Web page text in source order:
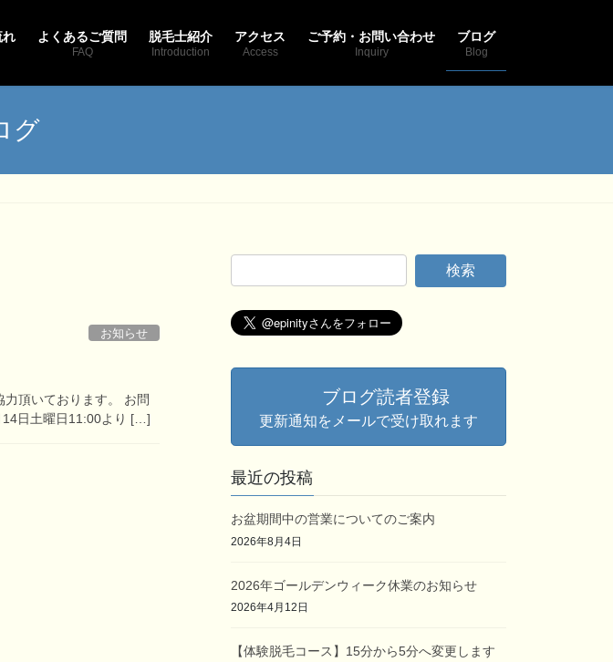
れ よくあるご質問
FAQ
脱毛士紹介
Introduction
アクセス
Access
ご予約・お問い合わせ
Inquiry
ブログ
Blog
グ
お知らせ
頂いております。 お問
14日土曜日11:00より […]
ブログ読者登録
更新通知をメールで受け取れます
最近の投稿
お盆期間中の営業についてのご案内
2026年8月4日
2026年ゴールデンウィーク休業のお知らせ
2026年4月12日
【体験脱毛コース】15分から5分へ変更します